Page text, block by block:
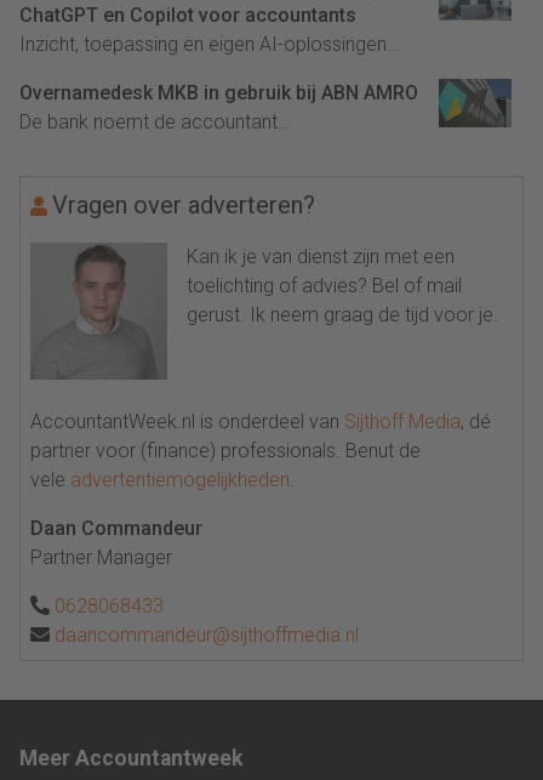
ChatGPT en Copilot voor accountants
Inzicht, toepassing en eigen AI-oplossingen...
Overnamedesk MKB in gebruik bij ABN AMRO
De bank noemt de accountant...
Vragen over adverteren?
Kan ik je van dienst zijn met een
toelichting of advies? Bel of mail
gerust. Ik neem graag de tijd voor je.
AccountantWeek.nl is onderdeel van Sijthoff Media, dé
partner voor (finance) professionals. Benut de
vele advertentiemogelijkheden.
Daan Commandeur
Partner Manager
0628068433
daancommandeur@sijthoffmedia.nl
Meer Accountantweek